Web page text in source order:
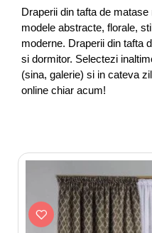
Draperii din tafta de
modele abstracte, florale,
moderne. Draperii din tafta
si dormitor. Selectezi
(sina, galerie) si in cateva
online chiar acum!